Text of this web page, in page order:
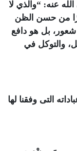
عنه: “والذي لا
من حسن الظن
بل هو دافع
والتوكل في
التى وفقنا لها